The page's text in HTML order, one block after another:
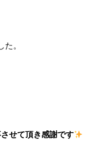
。
せて頂き感謝です